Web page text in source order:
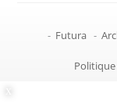
- Futura -